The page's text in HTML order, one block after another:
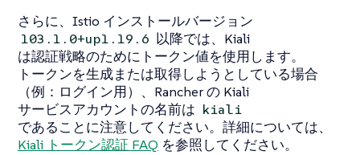
さらに、Istio インストールバージョン
103.1.0+up1.19.6 以降では、Kiali
は認証戦略のためにトークン値を使用します。
トークンを生成または取得しようとしている場合
（例：ログイン用）、Rancher の Kiali
サービスアカウントの名前は kiali
であることに注意してください。詳細については、
Kiali トークン認証 FAQ を参照してください。